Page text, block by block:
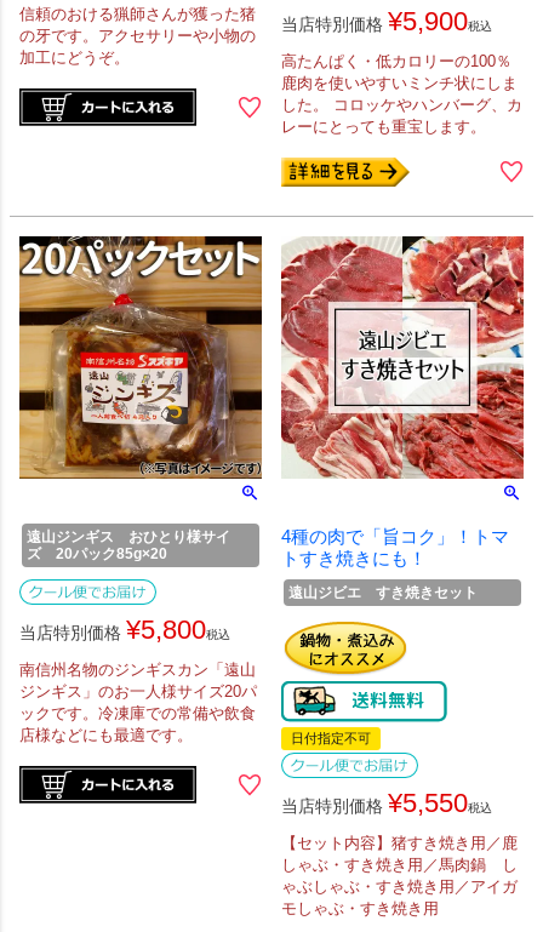
信頼のおける猟師さんが獲った猪
の牙です。アクセサリーや小物の
加工にどうぞ。
当店特別価格 ¥5,900税込
高たんぱく・低カロリーの100％
鹿肉を使いやすいミンチ状にしま
した。 コロッケやハンバーグ、カ
レーにとっても重宝します。
遠山ジンギス おひとり様サイ
ズ 20パック85g×20
当店特別価格 ¥5,800税込
南信州名物のジンギスカン「遠山
ジンギス」のお一人様サイズ20パ
ックです。冷凍庫での常備や飲食
店様などにも最適です。
4種の肉で「旨コク」！トマ
トすき焼きにも！
遠山ジビエ すき焼きセット
日付指定不可
当店特別価格 ¥5,550税込
【セット内容】猪すき焼き用／鹿
しゃぶ・すき焼き用／馬肉鍋 し
ゃぶしゃぶ・すき焼き用／アイガ
モしゃぶ・すき焼き用